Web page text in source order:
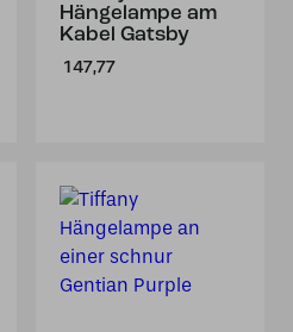
Hängelampe am
Kabel Gatsby
147,77